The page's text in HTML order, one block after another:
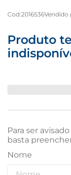
Cod:2016536Vendido
Produto
Para ser
basta